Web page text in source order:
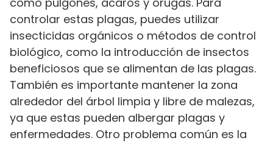
controlar estas plagas, puedes utilizar
insecticidas orgánicos o métodos de control
biológico, como la introducción de insectos
beneficiosos que se alimentan de las plagas.
También es importante mantener la zona
alrededor del árbol limpia y libre de malezas,
ya que estas pueden albergar plagas y
enfermedades. Otro problema común es la